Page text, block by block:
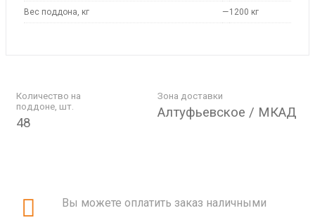
Вес поддона, кг —1200 кг
Количество на
поддоне, шт.
48
Зона доставки
Алтуфьевское / МКАД
Вы можете оплатить заказ наличными